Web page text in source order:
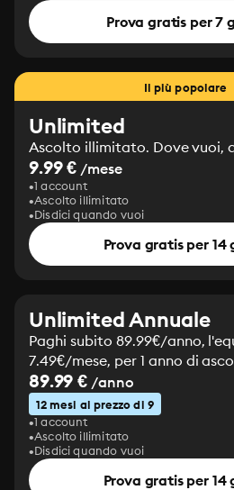
Prova gratis per 7
Il più popolare
Unlimited
Ascolto illimitato. Dove vuoi,
9.99 € /mese
1 account
Ascolto illimitato
Disdici quando vuoi
Prova gratis per 14
Unlimited Annuale
Paghi subito 89.99€/anno,
7.49€/mese, per 1 anno di
89.99 € /anno
12 mesi al prezzo di 9
1 account
Ascolto illimitato
Disdici quando vuoi
Prova gratis per 14